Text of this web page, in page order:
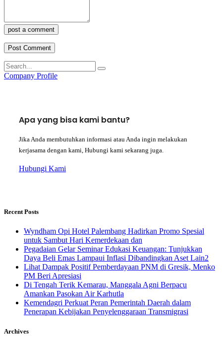
post a comment
Company Profile
Apa yang bisa kami bantu?
Jika Anda membutuhkan informasi atau Anda ingin melakukan
kerjasama dengan kami, Hubungi kami sekarang juga.
Hubungi Kami
Recent Posts
Wyndham Opi Hotel Palembang Hadirkan Promo Spesial
untuk Sambut Hari Kemerdekaan dan
Pegadaian Gelar Seminar Edukasi Keuangan: Tunjukkan
Daya Beli Emas Lampaui Inflasi Dibandingkan Aset Lain2
Lihat Dampak Positif Pemberdayaan PNM di Gresik, Menko
PM Beri Apresiasi
​Di Tengah Terik Kemarau, Manggala Agni Berpacu
Amankan Pasokan Air Karhutla
Kemendagri Perkuat Peran Pemerintah Daerah dalam
Penerapan Kebijakan Penyelenggaraan Transmigrasi
Archives